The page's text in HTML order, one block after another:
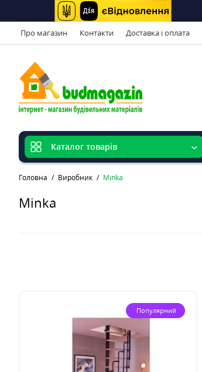
Про магазин Контакти Доставка і оплата
Головна Виробник Minka
Minka
Популярний
Каталог товарів